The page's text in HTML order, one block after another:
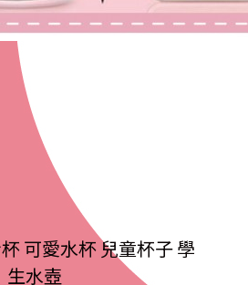
可愛水杯 兒童杯子 學
生水壺